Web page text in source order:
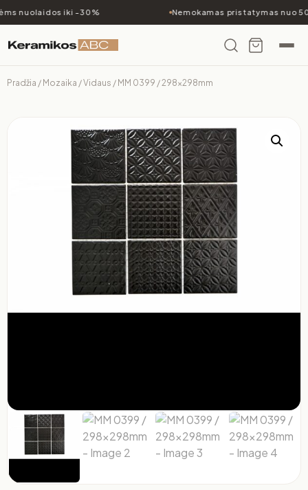
nuolaidos iki -30% Nemokamas pristatymas nuo
Pradžia / Mozaika /Vidaus / MM 0399 / 298x298mm